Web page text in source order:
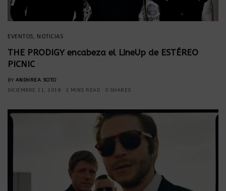
EVENTOS, NOTICIAS
THE PRODIGY encabeza el LineUp de ESTÉREO
PICNIC
BY ANDHREA SOTO
DICIEMBRE 21, 2018
3 MINS READ 0 SHARES